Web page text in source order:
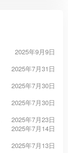
2025年9月9日
2025年7月31日
2025年7月30日
2025年7月30日
2025年7月23日
2025年7月14日
2025年7月13日